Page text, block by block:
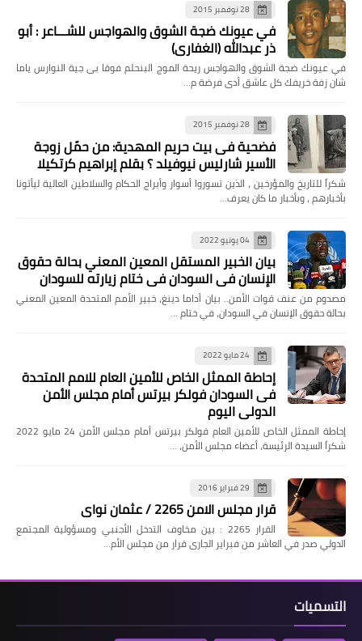
28 نوفمبر 2015
في عيونك ضجة الشوق والهواجس للشـــاعر : أبو
ذر عبدالله (الغفاري)
في عيونك ضجة الشوق والهواجس ريحة الموج البنحلم فوقا بى جية النوارس ياما
شان زفة خريفك كل عاشق أدى فرضة م…
28 نوفمبر 2015
فضحية فى بيت حريم المهدية: من حمّل زوجة
الأسير شارليس نيوفيلد ؟ بقلم إبراهيم كرتكيلا
شكراً للتاريخ والمؤرخين ، الذين تسوروا أسوار وأبراج الحكام والسلاطين العالية ليأتونا
بأخبارهم ، وبأخبار ما كان يعرف…
04 يونيو 2022
بيان الخبير المستقل المعين المعني بحالة حقوق
الإنسان في السودان في ختام زيارته للسودان
مصدوم من عنف قوات الأمن.. بيان أداما دينغ، خبير الأمم المتحدة المعين المعني
بحالة حقوق الإنسان في السودان، في ختام …
24 مايو 2022
إحاطة الممثل الخاص للأمين العام للامم المتحدة
فى السودان فولكر بيرتس أمام مجلس الأمن
الدولي اليوم
إحاطة الممثل الخاص للأمين العام فولكر بيرتس أمام مجلس الأمن 24 مايو 2022
شكراً السيدة الرئيسة، أعضاء مجلس الأمن، …
29 فبراير 2016
قرار مجلس الامن 2265 / عثمان نواى
القرار 2265 : بين مخاوف التدخل الأجنبي ومسؤولية المجتمع
الدولي صدر في العاشر من فبراير الجارى قرار من مجلس الأم…
التسميات